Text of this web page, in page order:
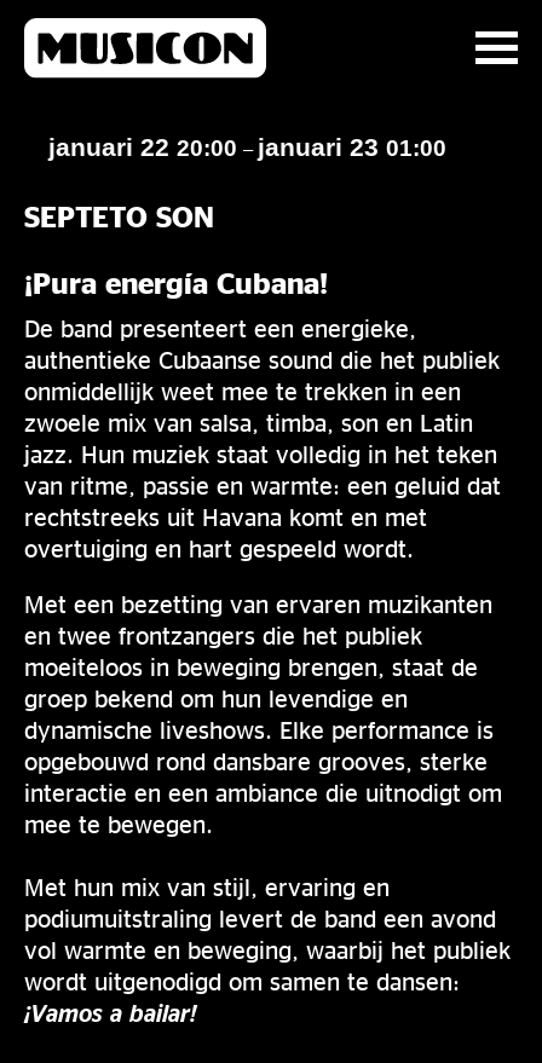
januari 22 20:00 – januari 23 01:00
SEPTETO SON
¡Pura energía Cubana!
De band presenteert een energieke,
authentieke Cubaanse sound die het publiek
onmiddellijk weet mee te trekken in een
zwoele mix van salsa, timba, son en Latin
jazz. Hun muziek staat volledig in het teken
van ritme, passie en warmte: een geluid dat
rechtstreeks uit Havana komt en met
overtuiging en hart gespeeld wordt.
Met een bezetting van ervaren muzikanten
en twee frontzangers die het publiek
moeiteloos in beweging brengen, staat de
groep bekend om hun levendige en
dynamische liveshows. Elke performance is
opgebouwd rond dansbare grooves, sterke
interactie en een ambiance die uitnodigt om
mee te bewegen.
Met hun mix van stijl, ervaring en
podiumuitstraling levert de band een avond
vol warmte en beweging, waarbij het publiek
wordt uitgenodigd om samen te dansen:
¡Vamos a bailar!